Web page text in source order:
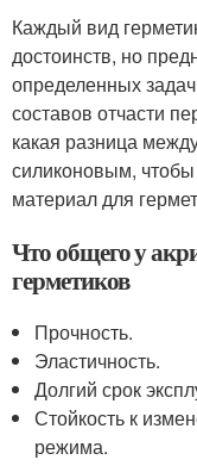
Каждый вид
достоинств, но
определенных
составов отчасти
какая разница
силиконовым,
материал для
Что общего у
герметиков
Прочность.
Эластичность.
Долгий срок
Стойкость к
режима.